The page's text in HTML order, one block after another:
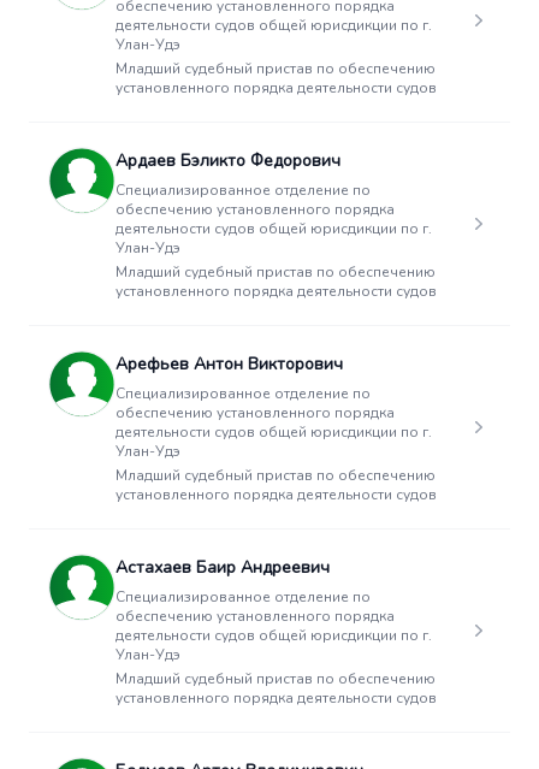
обеспечению установленного порядка
деятельности судов общей юрисдикции по г.
Улан-Удэ
Младший судебный пристав по обеспечению
установленного порядка деятельности судов
Ардаев Бэликто Федорович
Специализированное отделение по
обеспечению установленного порядка
деятельности судов общей юрисдикции по г.
Улан-Удэ
Младший судебный пристав по обеспечению
установленного порядка деятельности судов
Арефьев Антон Викторович
Специализированное отделение по
обеспечению установленного порядка
деятельности судов общей юрисдикции по г.
Улан-Удэ
Младший судебный пристав по обеспечению
установленного порядка деятельности судов
Астахаев Баир Андреевич
Специализированное отделение по
обеспечению установленного порядка
деятельности судов общей юрисдикции по г.
Улан-Удэ
Младший судебный пристав по обеспечению
установленного порядка деятельности судов